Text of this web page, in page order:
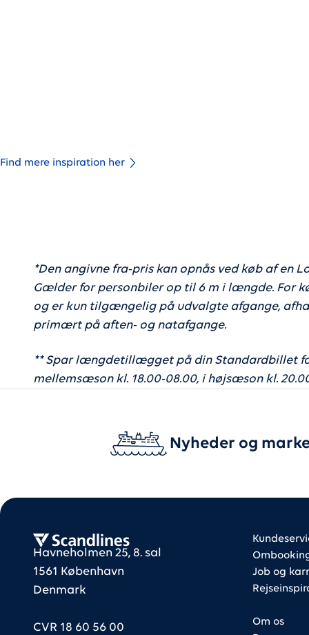
Find mere inspiration her
*Den angivne fra-pris kan opnås ved køb af
Gælder for personbiler op til 6 m i længde. For
og er kun tilgængelig på udvalgte afgange,
primært på aften- og natafgange.
** Spar længdetillægget på din Standardbillet
mellemsæson kl. 18.00-08.00, i højsæson kl.
Nyheder og
Scandlines
Havneholmen 25, 8. sal
1561 København
Denmark
CVR 18 60 56 00
Job og
Om os